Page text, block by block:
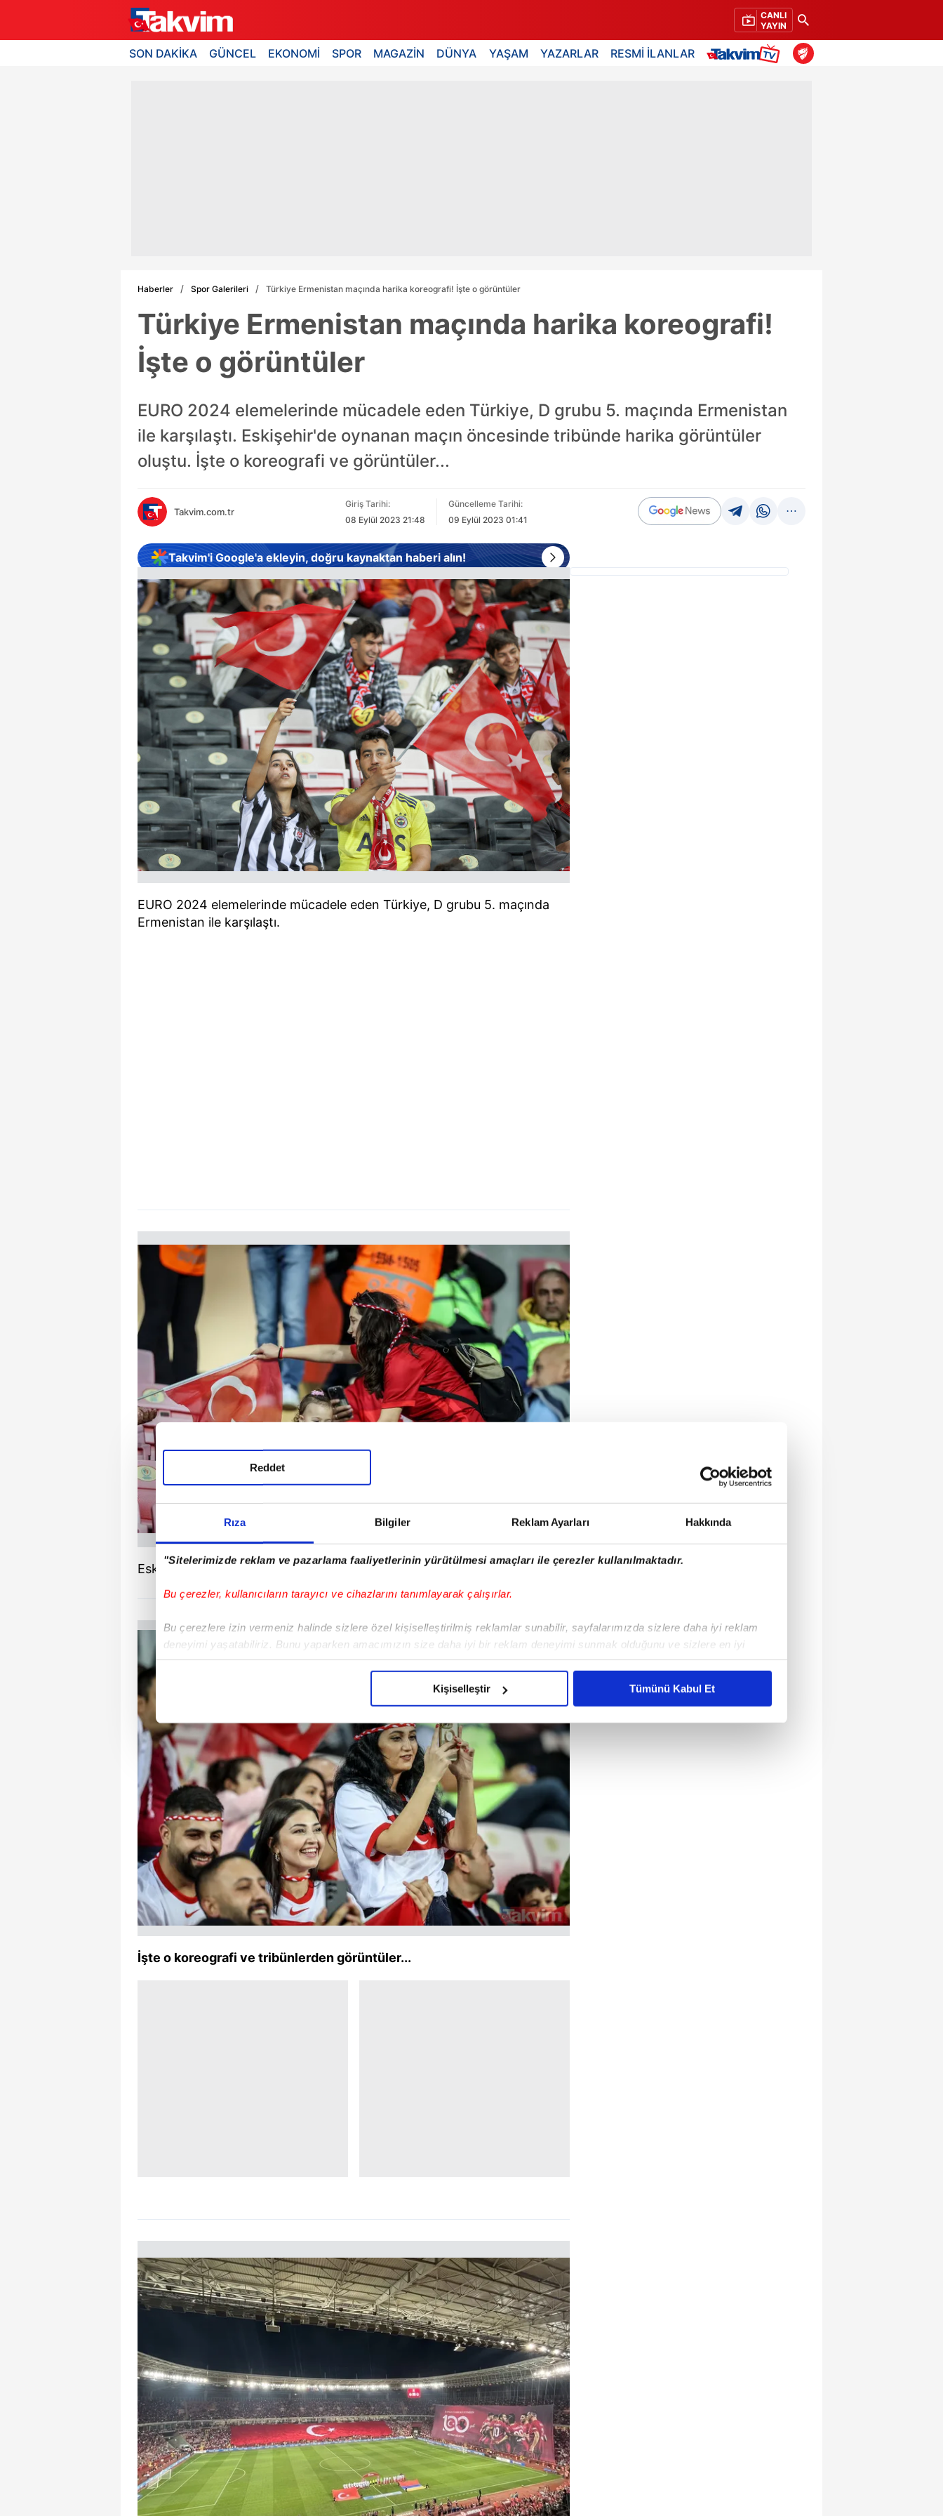
Rıza Bilgiler Reklam Ayarları Hakkında
"Sitelerimizde reklam ve pazarlama faaliyetlerinin yürütülmesi amaçları ile çerezler kullanılmaktadır.
Bu çerezler, kullanıcıların tarayıcı ve cihazlarını tanımlayarak çalışırlar.
Bu çerezlere izin vermeniz halinde sizlere özel kişiselleştirilmiş reklamlar sunabilir, sayfalarımızda sizlere daha iyi reklam
deneyimi yaşatabiliriz. Bunu yaparken amacımızın size daha iyi bir reklam deneyimi sunmak olduğunu ve sizlere en iyi
içerikleri sunabilmek adına elimizden gelen çabayı gösterdiğimizi ve bu noktada, reklamların maliyetlerimizi karşılamak
Sizlere daha iyi bir hizmet sunabilmek için İnternet Sitemizde kendimize ve üçüncü kişilere ait çerezler kullanılmaktadır. Bu
çerezler vasıtasıyla çeşitli kişisel verileriniz işlenmekte olup gerekli olan çerezler bilgi toplumu hizmetlerinin sunulması
amacıyla kullanılmaktadır. Diğer çerezler, sitemizin daha işlevsel kılınması ve kişiselleştirilmesi ve sizlere yönelik
reklam/pazarlama faaliyetlerinin yapılması, amaçlarıyla sınırlı olarak açık rızanız dahilinde kullanılacaktır.
Çerezlere ilişkin tercihlerinizi aşağıda yer alan panel vasıtasıyla belirleyebilirsiniz. Çerezlere ilişkin detaylı bilgi için Ayarlar
butonuna tıklayabilir, Çerez Bilgilendirme Metnimiziziyaret edebilirsiniz.
6698 sayılı Kişisel Verilerin Korunması Kanunu uyarınca hazırlanmış Aydınlatma Metnimizi okumak ve sitemizde ilgili
mevzuata uygun olarak kullanılan çerezlerle ilgili bilgi almak için lütfen
tıklayınız.
Reddet
Kişiselleştir Tümünü Kabul Et
CANLI
YAYIN
SON DAKİKA GÜNCEL EKONOMİ SPOR MAGAZİN DÜNYA YAŞAM YAZARLAR RESMİ İLANLAR
Haberler Spor Galerileri Türkiye Ermenistan maçında harika koreografi! İşte o görüntüler
Türkiye Ermenistan maçında harika koreografi!
İşte o görüntüler
EURO 2024 elemelerinde mücadele eden Türkiye, D grubu 5. maçında Ermenistan
ile karşılaştı. Eskişehir'de oynanan maçın öncesinde tribünde harika görüntüler
oluştu. İşte o koreografi ve görüntüler...
Takvim.com.tr
Giriş Tarihi:
08 Eylül 2023 21:48
Güncelleme Tarihi:
09 Eylül 2023 01:41
Takvim'i Google'a ekleyin, doğru kaynaktan haberi alın!
EURO 2024 elemelerinde mücadele eden Türkiye, D grubu 5. maçında
Ermenistan ile karşılaştı.
Eskişehir'de oynanan maçın öncesinde tribünde harika görüntüler oluştu.
İşte o koreografi ve tribünlerden görüntüler...